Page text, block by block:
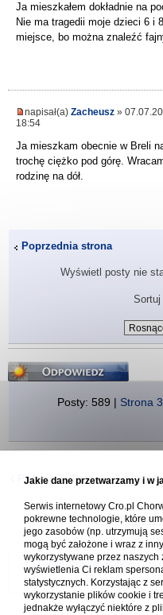
Ja mieszkałem dokładnie na
Nie ma tragedii moje dzieci 6 i
miejsce, bo można znaleźć
napisał(a) Zacheusz »
18:54
Ja mieszkam obecnie w Breli
trochę ciężko pod górę.
rodzinę na dół.
Poprzednia strona
Wyświetl posty nie
Sortuj
Odpowiedz
Posty: 589 | Strona
Powrót do Regiony i
Skocz do:
Forum Chorwacja Online - Cro.pl
Usuń ciasteczka• Strefa
Jakie dane przetwarzamy i w
Serwis internetowy Cro.pl
pokrewne technologie, które
jego zasobów (np. utrzymują
mogą być założone i wraz z
wykorzystywane przez
wyświetlenia Ci reklam
statystycznych. Korzystając z
wykorzystanie plików cookie i
jednakże wyłączyć niektóre z